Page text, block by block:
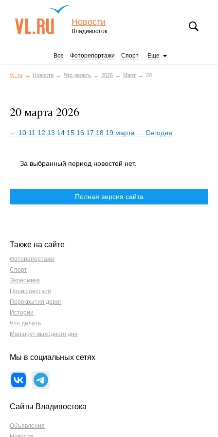
Новости
Владивосток
Все Фоторепортажи Спорт Еще
VL.ru Новости Что делать 2026 Март 20
20 марта 2026
← 10 11 12 13 14 15 16 17 18 19 марта Сегодня
За выбранный период новостей нет.
Полная версия сайта
Также на сайте
Фоторепортажи
Спорт
Экономика
Происшествия
Перекрытия дорог
Истории
Что делать
Маршрут выходного дня
Мы в социальных сетях
Сайты Владивостока
Объявления